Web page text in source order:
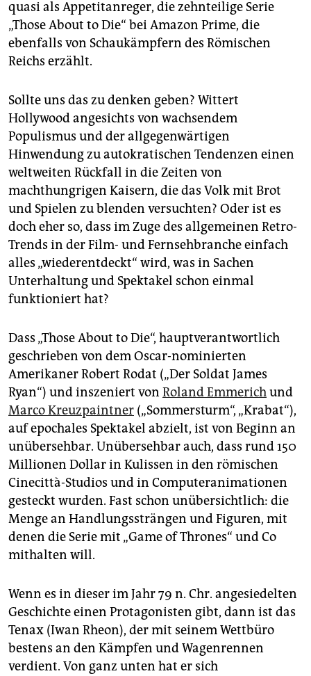
epaper login
quasi als Appetitanreger, die zehnteilige Serie
„Those About to Die“ bei Amazon Prime, die
ebenfalls von Schaukämpfern des Römischen
Reichs erzählt.
Sollte uns das zu denken geben? Wittert
Hollywood angesichts von wachsendem
Populismus und der allgegenwärtigen
Hinwendung zu autokratischen Tendenzen einen
weltweiten Rückfall in die Zeiten von
machthungrigen Kaisern, die das Volk mit Brot
und Spielen zu blenden versuchten? Oder ist es
doch eher so, dass im Zuge des allgemeinen Retro-
Trends in der Film- und Fernsehbranche einfach
alles „wiederentdeckt“ wird, was in Sachen
Unterhaltung und Spektakel schon einmal
funktioniert hat?
Dass „Those About to Die“, hauptverantwortlich
geschrieben von dem Oscar-nominierten
Amerikaner Robert Rodat („Der Soldat James
Ryan“) und inszeniert von Roland Emmerichund
Marco Kreuzpaintner („Sommersturm“, „Krabat“),
auf epochales Spektakel abzielt, ist von Beginn an
unübersehbar. Unübersehbar auch, dass rund 150
Millionen Dollar in Kulissen in den römischen
Cinecittà-Studios und in Computeranimationen
gesteckt wurden. Fast schon unübersichtlich: die
Menge an Handlungssträngen und Figuren, mit
denen die Serie mit „Game of Thrones“ und Co
mithalten will.
Wenn es in dieser im Jahr 79 n. Chr. angesiedelten
Geschichte einen Protagonisten gibt, dann ist das
Tenax (Iwan Rheon), der mit seinem Wettbüro
bestens an den Kämpfen und Wagenrennen
verdient. Von ganz unten hat er sich